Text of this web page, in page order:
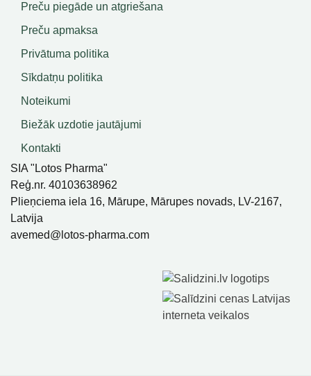
Preču piegāde un atgriešana
Preču apmaksa
Privātuma politika
Sīkdatņu politika
Noteikumi
Biežāk uzdotie jautājumi
Kontakti
SIA "Lotos Pharma"
Reģ.nr. 40103638962
Plieņciema iela 16, Mārupe, Mārupes novads, LV-2167,
Latvija
avemed@lotos-pharma.com